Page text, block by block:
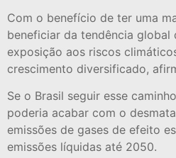
Com o benefício de ter uma
beneficiar da tendência global
exposição aos riscos
crescimento diversificado,
Se o Brasil seguir esse
poderia acabar com o
emissões de gases de efeito
emissões líquidas até 2050.